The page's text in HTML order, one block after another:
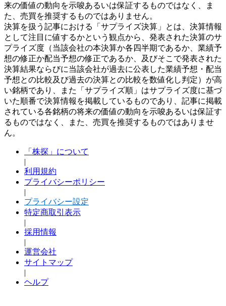
来の価値の動向を示唆あるいは保証するものではなく、ま
た、売買を推奨するものではありません。
決算を扱う記事における「サプライズ決算」とは、決算情報
として注目に値するかという観点から、発表された決算のサ
プライズ度（当該会社の本決算か各四半期であるか、業績予
想の修正か配当予想の修正であるか、及びそこで発表された
決算結果ならびに当該会社が過去に公表した業績予想・配当
予想との比較及び過去の決算との比較を数値化し判定）が高
い銘柄であり、また「サプライズ順」はサプライズ度に基づ
いた順番で決算情報を掲載しているものであり、記事に掲載
されている各銘柄の将来の価値の動向を示唆あるいは保証す
るものではなく、また、売買を推奨するものではありませ
ん。
「株探」について
|
利用規約
プライバシーポリシー
|
プライバシー設定
特定商取引表示
|
採用情報
|
運営会社
サイトマップ
|
ヘルプ